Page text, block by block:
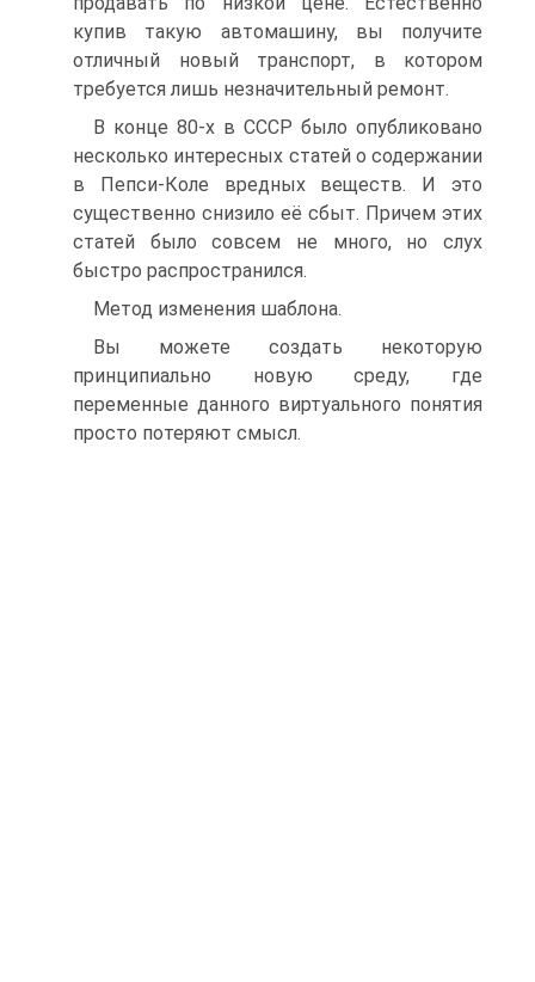
купив такую автомашину, вы получите
отличный новый транспорт, в котором
требуется лишь незначительный ремонт.
В конце 80-х в СССР было опубликовано
несколько интересных статей о содержании
в Пепси-Коле вредных веществ. И это
существенно снизило её сбыт. Причем этих
статей было совсем не много, но слух
быстро распространился.
Метод изменения шаблона.
Вы можете создать некоторую
принципиально новую среду, где
переменные данного виртуального понятия
просто потеряют смысл.